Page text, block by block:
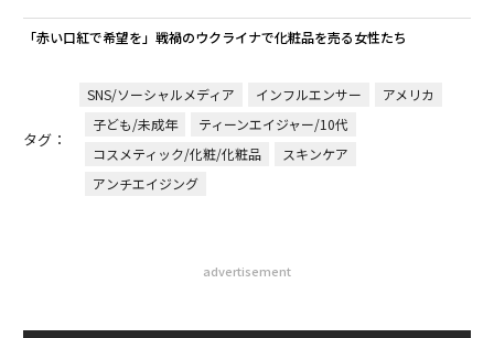
「赤い口紅で希望を」戦禍のウクライナで化粧品を売る女性たち
タグ：
SNS/ソーシャルメディア インフルエンサー
アメリカ
子ども/未成年
ティーンエイジャー/10代
コスメティック/化粧/化粧品
スキンケア
アンチエイジング
advertisement